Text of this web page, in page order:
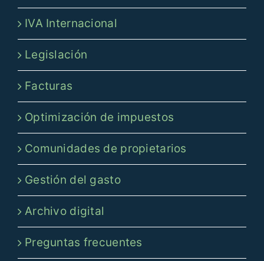
IVA Internacional
Legislación
Facturas
Optimización de impuestos
Comunidades de propietarios
Gestión del gasto
Archivo digital
Preguntas frecuentes